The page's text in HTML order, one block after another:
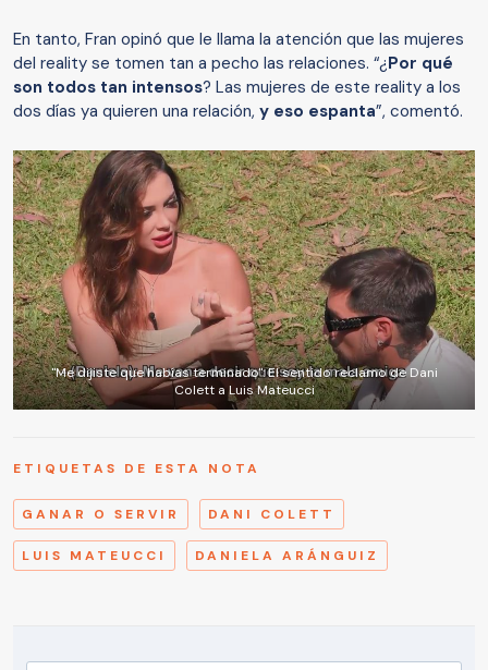
En tanto, Fran opinó que le llama la atención que las mujeres
del reality se tomen tan a pecho las relaciones. “¿Por qué
son todos tan intensos? Las mujeres de este reality a los
dos días ya quieren una relación, y eso espanta”, comentó.
"Me dijiste que habías terminado": El sentido reclamo de Dani
Colett a Luis Mateucci
ETIQUETAS DE ESTA NOTA
GANAR O SERVIR DANI COLETT
LUIS MATEUCCI DANIELA ARÁNGUIZ